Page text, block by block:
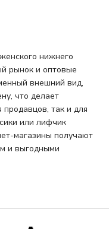
нижнего
рынок и оптовые
внешний вид,
что делает
так и для
или лифчик
магазины получают
и выгодными